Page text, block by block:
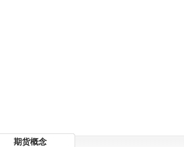
期货概念